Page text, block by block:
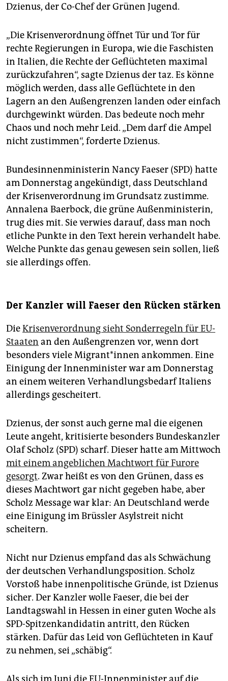
Dzienus, der Co-Chef der Grünen Jugend.
„Die Krisenverordnung öffnet Tür und Tor für
rechte Regierungen in Europa, wie die Faschisten
in Italien, die Rechte der Geflüchteten maximal
zurückzufahren“, sagte Dzienus der taz. Es könne
möglich werden, dass alle Geflüchtete in den
Lagern an den Außengrenzen landen oder einfach
durchgewinkt würden. Das bedeute noch mehr
Chaos und noch mehr Leid. „Dem darf die Ampel
nicht zustimmen“, forderte Dzienus.
Bundesinnenministerin Nancy Faeser (SPD) hatte
am Donnerstag angekündigt, dass Deutschland
der Krisenverordnung im Grundsatz zustimme.
Annalena Baerbock, die grüne Außenministerin,
trug dies mit. Sie verwies darauf, dass man noch
etliche Punkte in den Text herein verhandelt habe.
Welche Punkte das genau gewesen sein sollen, ließ
sie allerdings offen.
Der Kanzler will Faeser den Rücken stärken
DieKrisenverordnung sieht Sonderregeln für EU-
Staaten an den Außengrenzen vor, wenn dort
besonders viele Mi­gran­t*in­nen ankommen. Eine
Einigung der Innenminister war am Donnerstag
an einem weiteren Verhandlungsbedarf Italiens
allerdings gescheitert.
Dzienus, der sonst auch gerne mal die eigenen
Leute angeht, kritisierte besonders Bundeskanzler
Olaf Scholz (SPD) scharf. Dieser hatte am Mittwoch
mit einem angeblichen Machtwort für Furore
gesorgt. Zwar heißt es von den Grünen, dass es
dieses Machtwort gar nicht gegeben habe, aber
Scholz Message war klar: An Deutschland werde
eine Einigung im Brüssler Asylstreit nicht
scheitern.
Nicht nur Dzienus empfand das als Schwächung
der deutschen Verhandlungsposition. Scholz
Vorstoß habe innenpolitische Gründe, ist Dzienus
sicher. Der Kanzler wolle Faeser, die bei der
Landtagswahl in Hessen in einer guten Woche als
SPD-Spitzenkandidatin antritt, den Rücken
stärken. Dafür das Leid von Geflüchteten in Kauf
zu nehmen, sei „schäbig“.